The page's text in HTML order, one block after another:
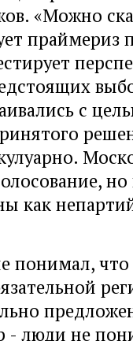
«Можно
праймериз
с
как
понимал,
- люди не